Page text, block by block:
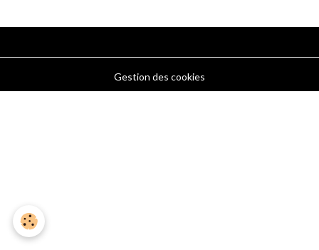
Gestion des cookies